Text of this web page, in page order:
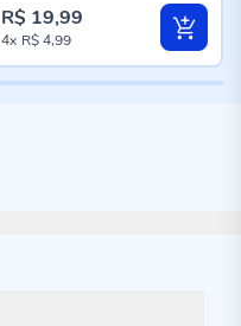
R$ 19,99
4x R$ 4,99